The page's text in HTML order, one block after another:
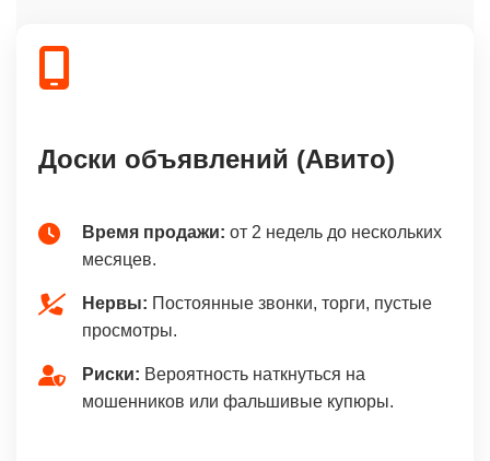
Доски объявлений (Авито)
Время продажи: от 2 недель до нескольких
месяцев.
Нервы: Постоянные звонки, торги, пустые
просмотры.
Риски: Вероятность наткнуться на
мошенников или фальшивые купюры.